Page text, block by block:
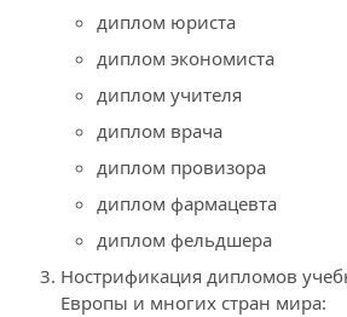
диплом юриста
диплом экономиста
диплом учителя
диплом врача
диплом провизора
диплом фармацевта
диплом фельдшера
Нострификация дипломов
Европы и многих стран мира: